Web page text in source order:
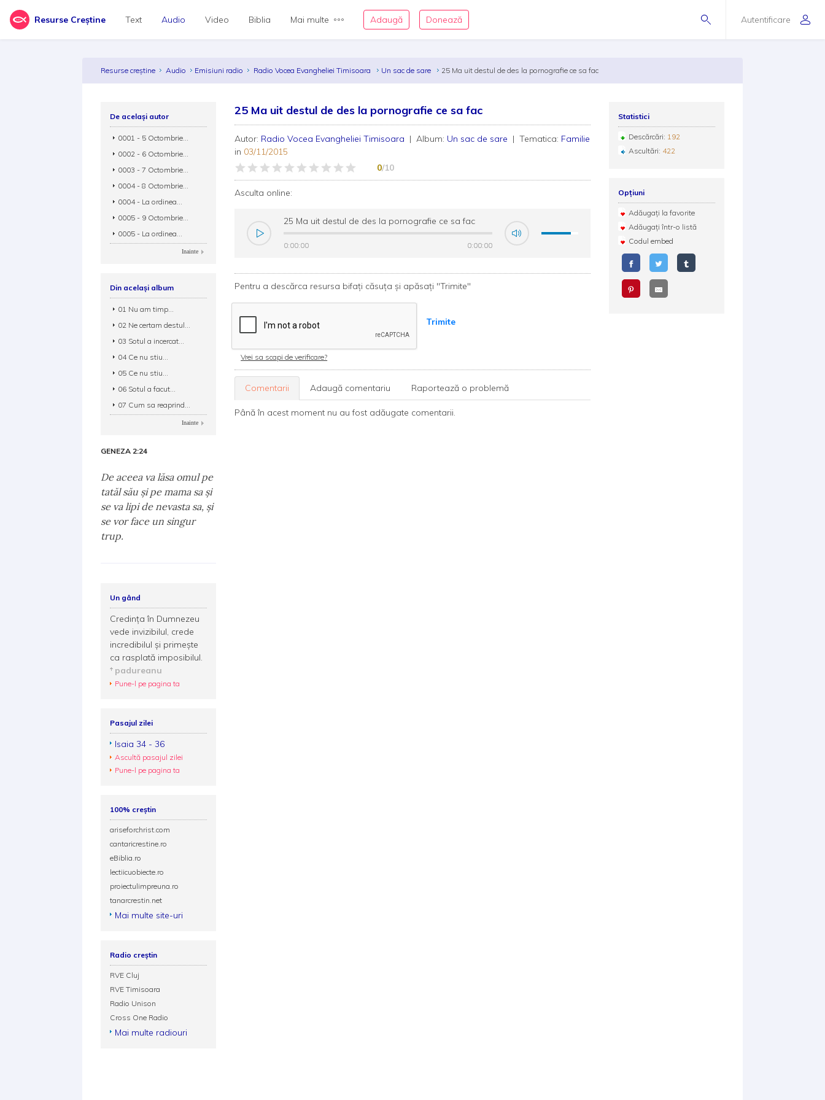
Resurse Creștine Autentificare
Text Audio Video Biblia Mai multe Adaugă Donează
Resurse creștine Audio Emisiuni radio Radio Vocea Evangheliei Timisoara Un sac de sare 25 Ma uit destul de des la pornografie ce sa fac
25 Ma uit destul de des la pornografie ce sa fac
Autor: Radio Vocea Evangheliei Timisoara | Album: Un sac de sare | Tematica: Familie
in 03/11/2015
0/10
Asculta online:
25 Ma uit destul de des la pornografie ce sa fac
0:00:00 0:00:00
0:00:00 0:00:00
Pentru a descărca resursa bifați căsuța și apăsați "Trimite"
Trimite
Vrei sa scapi de verificare?
Comentarii Adaugă comentariu Raportează o problemă
Până în acest moment nu au fost adăugate comentarii.
Statistici
Descărcări: 192
Ascultări: 422
Opțiuni
Adăugați la favorite
Adăugați într-o listă
Codul embed
De același autor
0001 - 5 Octombrie...
0002 - 6 Octombrie...
0003 - 7 Octombrie...
0004 - 8 Octombrie...
0004 - La ordinea...
0005 - 9 Octombrie...
0005 - La ordinea...
Inainte
Din același album
01 Nu am timp...
02 Ne certam destul...
03 Sotul a incercat...
04 Ce nu stiu...
05 Ce nu stiu...
06 Sotul a facut...
07 Cum sa reaprind...
Inainte
GENEZA 2:24
De aceea va lăsa omul pe
tatăl său şi pe mama sa şi
se va lipi de nevasta sa, şi
se vor face un singur
trup.
Un gând
Credinţa în Dumnezeu
vede invizibilul, crede
incredibilul şi primeşte
ca rasplată imposibilul.
padureanu
Pune-l pe pagina ta
Pasajul zilei
Isaia 34 - 36
Ascultă pasajul zilei
Pune-l pe pagina ta
100% creștin
ariseforchrist.com
cantaricrestine.ro
eBiblia.ro
lectiicuobiecte.ro
proiectulimpreuna.ro
tanarcrestin.net
Mai multe site-uri
Radio creștin
RVE Cluj
RVE Timisoara
Radio Unison
Cross One Radio
Mai multe radiouri